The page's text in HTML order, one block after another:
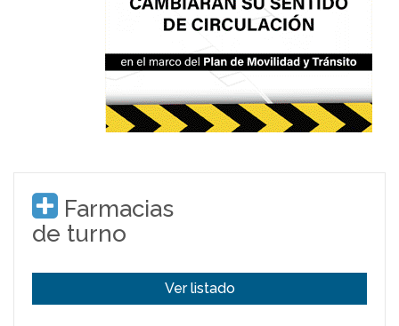
Farmacias
de turno
Ver listado